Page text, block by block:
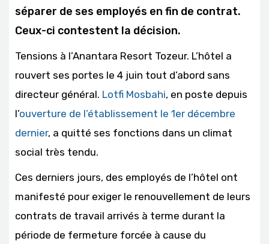
séparer de ses employés en fin de contrat.
Ceux-ci contestent la décision.
Tensions à l’Anantara Resort Tozeur. L’hôtel a
rouvert ses portes le 4 juin tout d’abord sans
directeur général. Lotfi Mosbahi, en poste depuis
l’ouverture de l’établissement le 1er décembre
dernier, a quitté ses fonctions dans un climat
social très tendu.
Ces derniers jours, des employés de l’hôtel ont
manifesté pour exiger le renouvellement de leurs
contrats de travail arrivés à terme durant la
période de fermeture forcée à cause du